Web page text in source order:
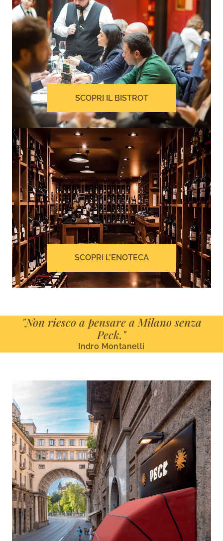
SCOPRI IL BISTROT
SCOPRI L'ENOTECA
"Non riesco a pensare a Milano senza
Peck."
Indro Montanelli